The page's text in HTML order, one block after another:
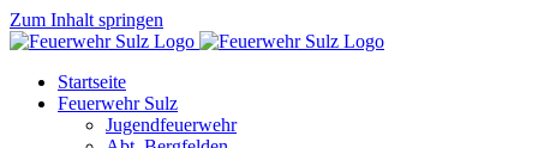
Zum Inhalt springen
Startseite
Feuerwehr Sulz
Jugendfeuerwehr